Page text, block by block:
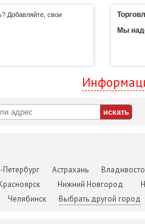
Добавляйте, свои
Мы
Петербург Астрахань
Нижний Новгород
Челябинск Выбрать другой город